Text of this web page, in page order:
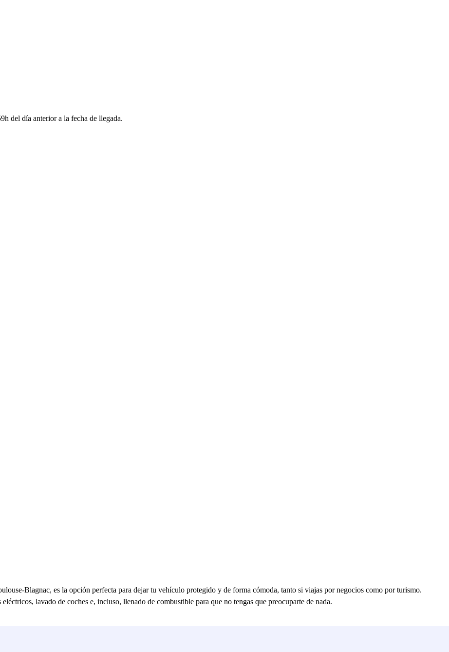
del día anterior a la fecha de llegada.
Blagnac, es la opción perfecta para dejar tu vehículo protegido y de forma cómoda, tanto si viajas por negocios como por turismo.
lavado de coches e, incluso, llenado de combustible para que no tengas que preocuparte de nada.